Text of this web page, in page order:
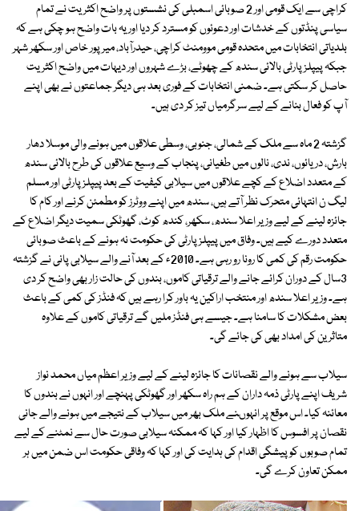
کراچی سے ایک قومی اور 2 صوبائی اسمبلی کی نشستوں پر واضح اکثریت نے تمام
سیاسی پنڈتوں کے خدشات اور دعوئوں کو مسترد کر دیا اور یہ بات واضح ہو چکی ہے کہ
بلدیاتی انتخابات میں متحدہ قومی موومنٹ کراچی، حیدرآباد، میرپور خاص اور سکھر شہر
جبکہ پیپلزپارٹی بالائی سندھ کے چھوٹے، بڑے شہروں اور دیہات میں واضح اکثریت
حاصل کر سکتی ہے۔ ضمنی انتخابات کے فوری بعد ہی دیگر جماعتوں نے بھی اپنے
آپ کو فعال بنانے کے لیے سرگرمیاں تیز کر دی ہیں۔
گزشتہ 2 ماہ سے ملک کے شمالی، جنوبی، وسطی علاقوں میں ہونے والی موسلا دھار
بارش، دریائوں، ندی، نالوں میں طغیانی، پنجاب کے وسیع علاقوں کی طرح بالائی سندھ
کے متعدد اضلاع کے کچے علاقوں میں سیلابی کیفیت کے بعد پیپلزپارٹی اور مسلم
لیگ ن انتہائی متحرک نظر آتے ہیں، سندھ میں اپنے ووٹرز کو مطمئن کرنے اور کام کا
جائزہ لینے کے لیے وزیر اعلا سندھ، سکھر، کندھ کوٹ، گھوٹکی سمیت دیگر اضلاع کے
متعدد دورے کیے ہیں۔ وفاق میں پیپلزپارٹی کی حکومت نہ ہونے کے باعث صوبائی
حکومت رقم کی کمی کا رونا رو رہی ہے۔ 2010ء کے بعد آنے والے سیلابی پانی نے گزشتہ
3سال کے دوران کرائے جانے والے ترقیاتی کاموں، بندوں کی حالت زار بھی واضح کر دی
ہے۔ وزیر اعلا سندھ اور منتخب اراکین یہ باور کرا رہے ہیں کہ فنڈز کی کمی کے باعث
بعض مشکلات کا سامنا ہے۔ جیسے ہی فنڈز ملیں گے ترقیاتی کاموں کے علاوہ
متاثرین کی امداد بھی کی جائے گی۔
سیلاب سے ہونے والے نقصانات کا جائزہ لینے کے لیے وزیر اعظم میاں محمد نواز
شریف اپنے پارٹی ذمہ داران کے ہم راہ سکھر اور گھوٹکی پہنچے اور انہوں نے بندوں کا
معائنہ کیا۔ اس موقع پر انہوںنے ملک بھر میں سیلاب کے نتیجے میں ہونے والے جانی
نقصان پر افسوس کا اظہار کیا اور کہا کہ ممکنہ سیلابی صورت حال سے نمٹنے کے لیے
تمام صوبوں کو پیشگی اقدام کی ہدایت کی اور کہا کہ وفاقی حکومت اس ضمن میں ہر
ممکن تعاون کرے گی۔